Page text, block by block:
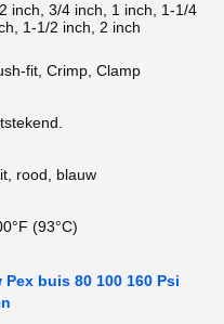
inch, 3/4 inch, 1 inch, 1-1/4
1-1/2 inch, 2 inch
fit, Crimp, Clamp
rood, blauw
(93°C)
buis 80 100 160 Psi